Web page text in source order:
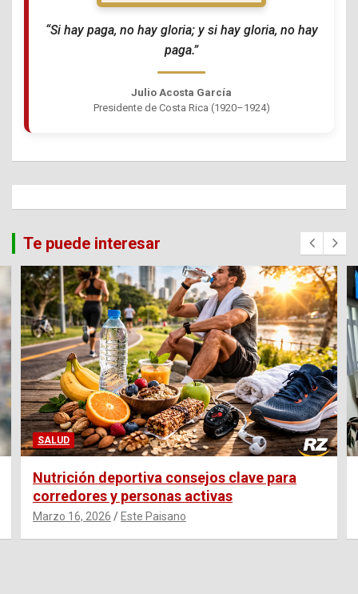
“Si hay paga, no hay gloria; y si hay gloria, no hay
paga.”
Julio Acosta García
Presidente de Costa Rica (1920–1924)
Te puede interesar
SALUD
Nutrición deportiva consejos clave para
corredores y personas activas
Marzo 16, 2026 Este Paisano